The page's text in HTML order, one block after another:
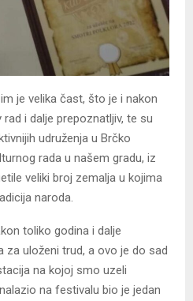
je velika čast, što je i nakon
i dalje prepoznatljiv, te su
udruženja u Brčko
rada u našem gradu, iz
veliki broj zemalja u kojima
naroda.
toliko godina i dalje
za uloženi trud, a ovo je do sad
na kojoj smo uzeli
na festivalu bio je jedan